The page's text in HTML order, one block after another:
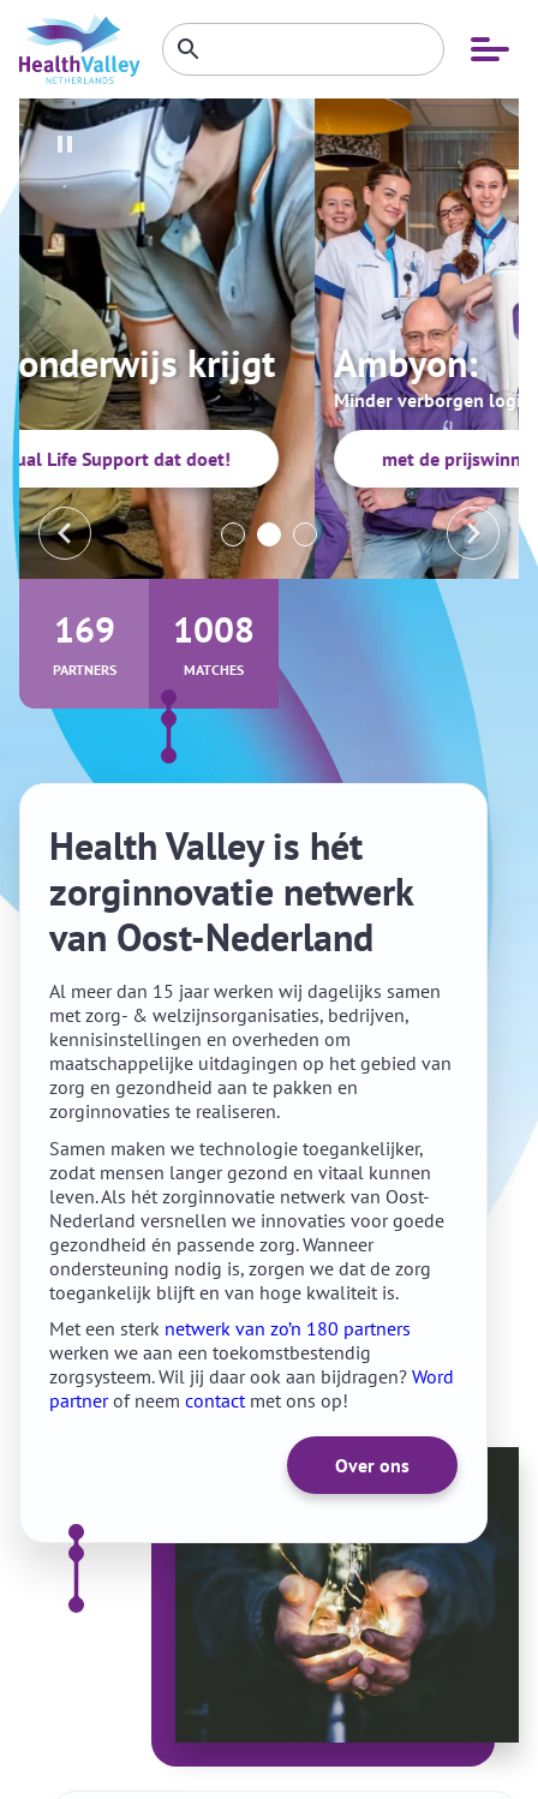
Open
menu
Zoeken
binnen
website
Zoeken
Ambyon:
Minder verborgen logistiek, meer zorg
met de prijswinnende robot Ambyon ONE
169
PARTNERS
1008
MATCHES
Health Valley is hét
zorginnovatie netwerk
van Oost-Nederland
Al meer dan 15 jaar werken wij dagelijks samen
met zorg- & welzijnsorganisaties, bedrijven,
kennisinstellingen en overheden om
maatschappelijke uitdagingen op het gebied van
zorg en gezondheid aan te pakken en
zorginnovaties te realiseren.
Samen maken we technologie toegankelijker,
zodat mensen langer gezond en vitaal kunnen
leven. Als hét zorginnovatie netwerk van Oost-
Nederland versnellen we innovaties voor goede
gezondheid én passende zorg. Wanneer
ondersteuning nodig is, zorgen we dat de zorg
toegankelijk blijft en van hoge kwaliteit is.
Met een sterk netwerk van zo’n 180 partners
werken we aan een toekomstbestendig
zorgsysteem. Wil jij daar ook aan bijdragen? Word
partnerof neem contactmet ons op!
Over ons